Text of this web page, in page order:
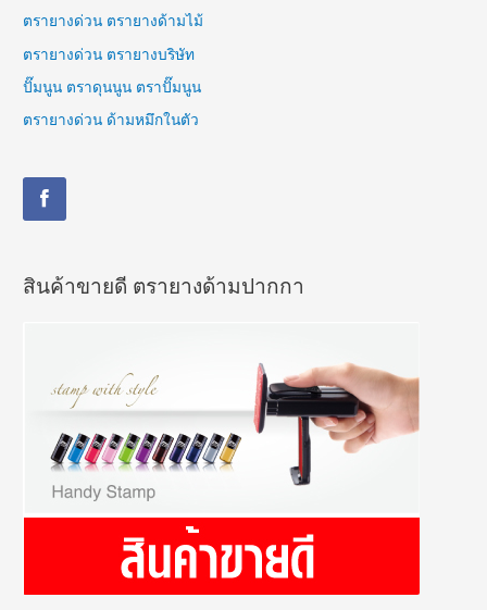
ตรายางด่วน ตรายางด้ามไม้
ตรายางด่วน ตรายางบริษัท
ปั๊มนูน ตราดุนนูน ตราปั๊มนูน
ตรายางด่วน ด้ามหมึกในตัว
สินค้าขายดี ตรายางด้ามปากกา